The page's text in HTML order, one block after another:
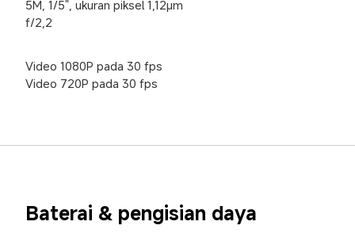
5M, 1/5", ukuran piksel 1,12μm
f/2,2
Video 1080P pada 30 fps
Video 720P pada 30 fps
Baterai & pengisian daya